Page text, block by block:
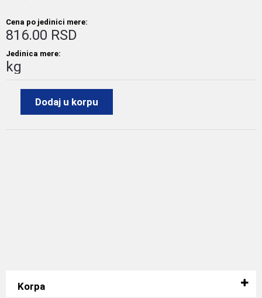
Cena po jedinici mere:
816.00 RSD
Jedinica mere:
kg
Dodaj u korpu
Korpa